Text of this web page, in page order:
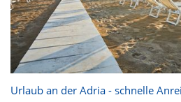
Urlaub an der Adria - schnelle